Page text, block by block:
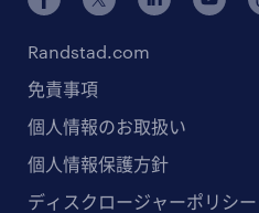
Randstad.com
免責事項
個人情報のお取扱い
個人情報保護方針
ディスクロージャーポリシー